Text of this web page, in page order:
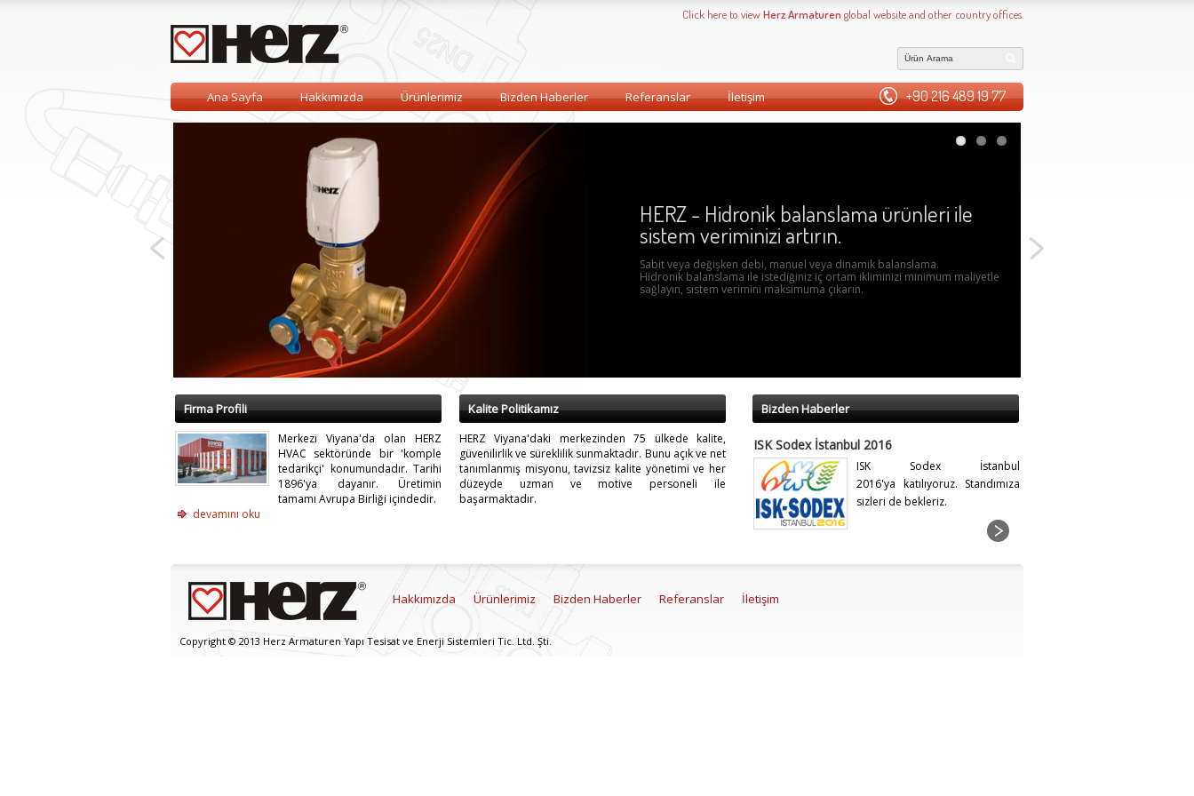
Ana Sayfa Hakkımızda Ürünlerimiz Bizden Haberler Referanslar İletişim +90 216 489 19 77
Click here to viewHerz Armaturen global website and other country offices.
HERZ - Hidronik balanslama ürünleri ile
sistem veriminizi artırın.
Sabit veya değişken debi, manuel veya dinamik balanslama.
Hidronik balanslama ile istediğiniz iç ortam ikliminizi minimum maliyetle
sağlayın, sistem verimini maksimuma çıkarın.
Firma Profili
Merkezi Viyana'da olan HERZ
HVAC sektöründe bir 'komple
tedarikçi' konumundadır. Tarihi
1896'ya dayanır. Üretimin
tamamı Avrupa Birliği içindedir.
devamını oku
Kalite Politikamız
HERZ Viyana'daki merkezinden 75 ülkede kalite,
güvenilirlik ve süreklilik sunmaktadır. Bunu açık ve net
tanımlanmış misyonu, tavizsiz kalite yönetimi ve her
düzeyde uzman ve motive personeli ile
başarmaktadır.
Bizden Haberler
ISK Sodex İstanbul 2016
ISK Sodex İstanbul
2016'ya katılıyoruz. Standımıza
sizleri de bekleriz.
Copyright © 2013 Herz Armaturen Yapı Tesisat ve Enerji Sistemleri Tic. Ltd. Şti.
Hakkımızda Ürünlerimiz Bizden Haberler Referanslar İletişim